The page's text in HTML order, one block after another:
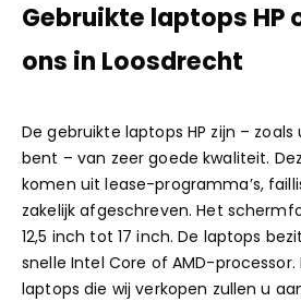
Gebruikte laptops HP
ons in Loosdrecht
De gebruikte laptops HP zijn – zoals
bent – van zeer goede kwaliteit.
komen uit lease-programma’s,
zakelijk afgeschreven. Het
12,5 inch tot 17 inch. De laptops
snelle Intel Core of AMD-processor.
laptops die wij verkopen zullen u